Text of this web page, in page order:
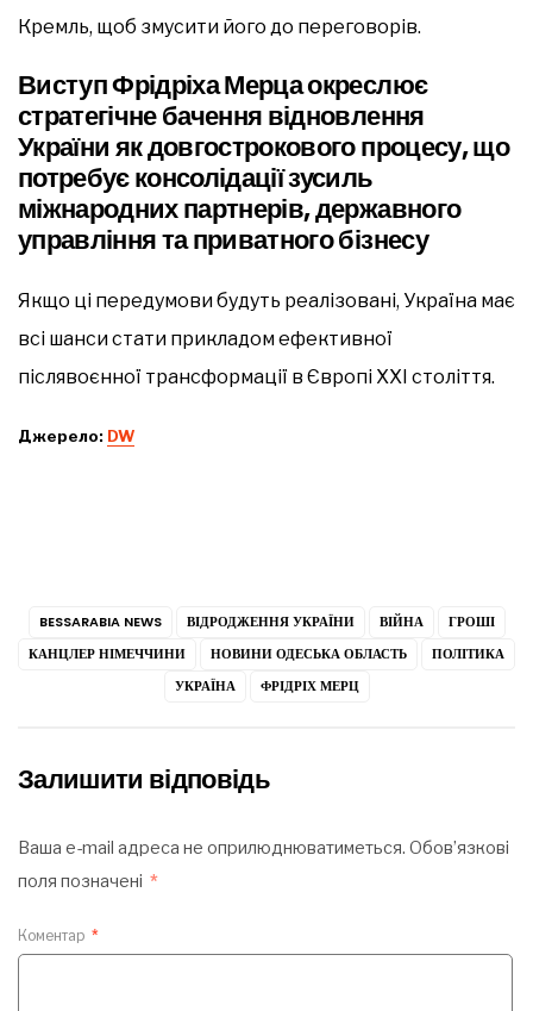
Кремль, щоб змусити його до переговорів.
Виступ Фрідріха Мерца окреслює
стратегічне бачення відновлення
України як довгострокового процесу, що
потребує консолідації зусиль
міжнародних партнерів, державного
управління та приватного бізнесу
Якщо ці передумови будуть реалізовані, Україна має
всі шанси стати прикладом ефективної
післявоєнної трансформації в Європі XXI століття.
Джерело: DW
BESSARABIA NEWS ВІДРОДЖЕННЯ УКРАЇНИ ВІЙНА
ГРОШІ
КАНЦЛЕР НІМЕЧЧИНИ
НОВИНИ ОДЕСЬКА ОБЛАСТЬ
ПОЛІТИКА
УКРАЇНА
ФРІДРІХ МЕРЦ
Залишити відповідь
Ваша e-mail адреса не оприлюднюватиметься. Обов’язкові
поля позначені *
Коментар *